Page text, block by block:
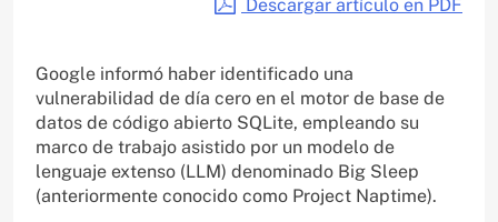
Descargar artículo en PDF
Google informó haber identificado una
vulnerabilidad de día cero en el motor de base de
datos de código abierto SQLite, empleando su
marco de trabajo asistido por un modelo de
lenguaje extenso (LLM) denominado Big Sleep
(anteriormente conocido como Project Naptime).